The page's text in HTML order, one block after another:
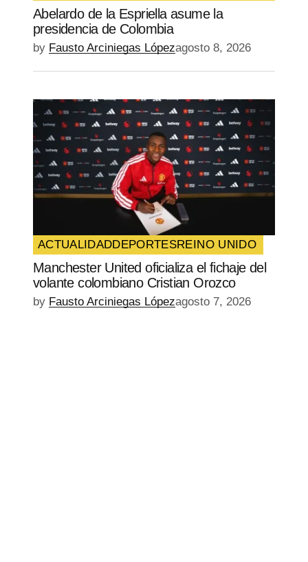
Abelardo de la Espriella asume la
presidencia de Colombia
by Fausto Arciniegas Lópezagosto 8, 2026
ACTUALIDADDEPORTESREINO UNIDO
Manchester United oficializa el fichaje del
volante colombiano Cristian Orozco
by Fausto Arciniegas Lópezagosto 7, 2026